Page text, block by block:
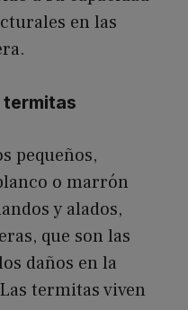
en las
pequeños,
o marrón
y alados,
que son las
daños en la
termitas viven